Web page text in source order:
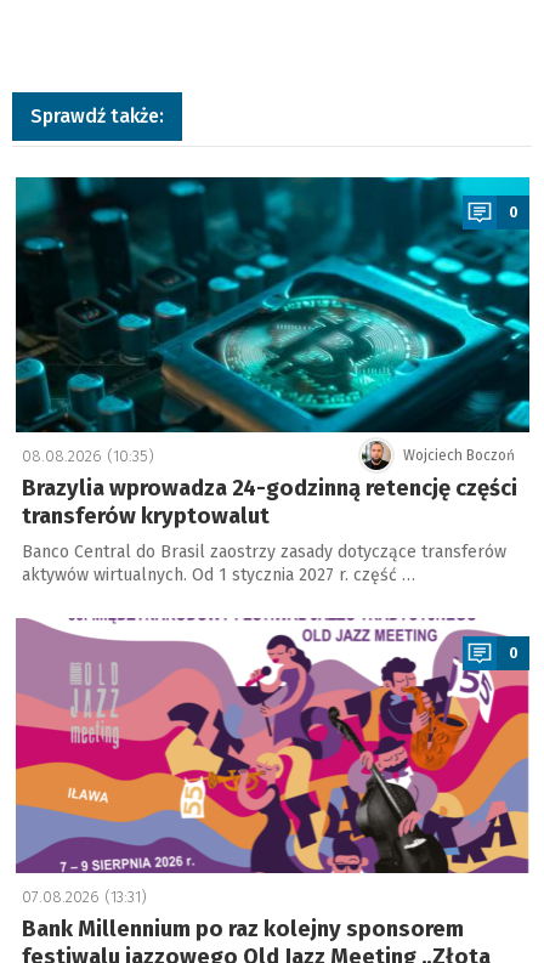
Sprawdź także:
a
0
Wojciech Boczoń
08.08.2026 (10:35)
Brazylia wprowadza 24-godzinną retencję części
transferów kryptowalut
Banco Central do Brasil zaostrzy zasady dotyczące transferów
aktywów wirtualnych. Od 1 stycznia 2027 r. część …
a
0
07.08.2026 (13:31)
Bank Millennium po raz kolejny sponsorem
festiwalu jazzowego Old Jazz Meeting „Złota